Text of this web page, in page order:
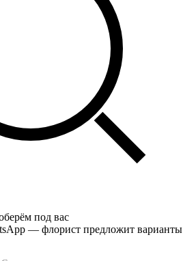
под вас
— флорист предложит варианты